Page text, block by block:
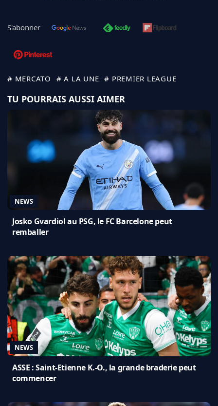
S'abonner
# MERCATO # A LA UNE # PREMIER LEAGUE
TU POURRAIS AUSSI AIMER
NEWS
Josko Gvardiol au PSG, le FC Barcelone peut
remballer
NEWS
ASSE : Saint-Etienne K.-O., la grande braderie peut
commencer